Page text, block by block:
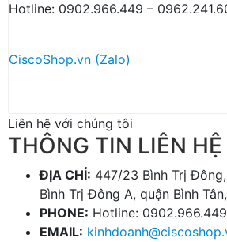
Hotline: 0902.966.449 –
CiscoShop.vn (Zalo)
Liên hệ với chúng tôi
THÔNG TIN LIÊN HỆ
ĐỊA CHỈ: 447/23 Bình Trị
Bình Trị Đông A, quận Bình
PHONE: Hotline:
EMAIL: